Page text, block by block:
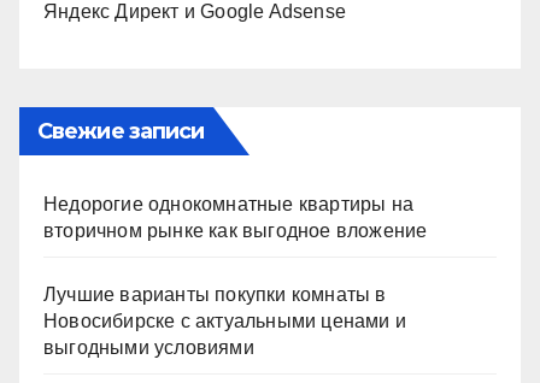
Яндекс Директ и Google Adsense
Свежие записи
Недорогие однокомнатные квартиры на
вторичном рынке как выгодное вложение
Лучшие варианты покупки комнаты в
Новосибирске с актуальными ценами и
выгодными условиями